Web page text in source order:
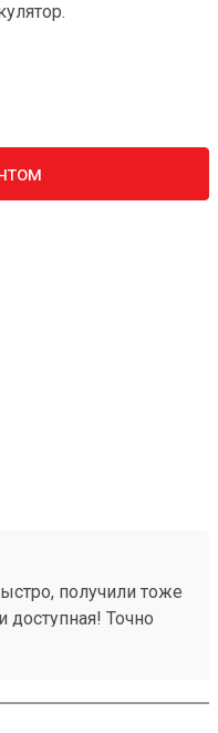
получили тоже
доступная! Точно